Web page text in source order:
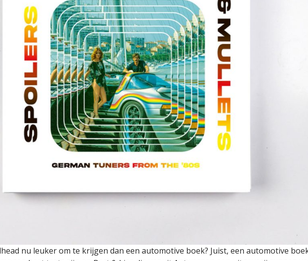
nu leuker om te krijgen dan een automotive boek? Juist, een automotive